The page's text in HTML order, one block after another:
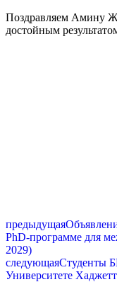
Поздравляем Амину
достойным
предыдущая
PhD‑программе для
2029)
следующаяСтуденты
Университете